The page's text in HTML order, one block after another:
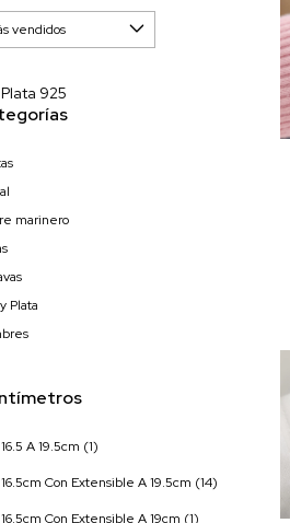
Plata 925
marinero
Plata
16.5 A 19.5cm (1)
16.5cm Con Extensible A 19.5cm (14)
16.5cm Con Extensible A 19cm (1)